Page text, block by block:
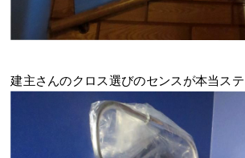
建主さんのクロス選びのセンスが本当ステ